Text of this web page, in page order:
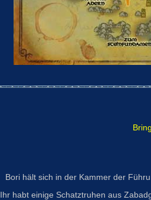
Bori hält sich in der Kammer der
Ihr habt einige Schatztruhen aus